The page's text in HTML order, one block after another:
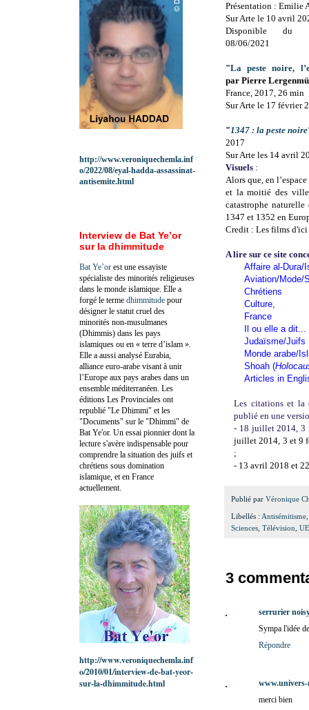
Présentation : Emilie
Sur Arte le 10 avril
Disponible du
08/06/2021
"La peste noire,
par Pierre
France, 2017, 26 min
Sur Arte le 17 février
"1347 : la peste noire
2017
Sur Arte les 14 avril
Visuels :
Alors que, en
et la moitié des
catastrophe naturelle
1347 et 1352 en
Credit : Les films d'ici
A lire sur ce site
Affaire al-Dura/
Aviation/Mode/
Chrétiens
Culture,
France
Il ou elle a dit...
Judaïsme/Juifs
Monde arabe/
Shoah (
Articles in
Les citations et la
publié en une
- 18 juillet 2014, 3
juillet 2014, 3 et 9
;
- 13 avril 2018 et
Publié par Véronique
Libellés : Antisémitisme
Sciences Télévision
3
serrurier
Sympa l'idée
Répondre
merci bien
http://www.veroniquechemla.inf
o/2022/08/eyal-hadda-assassinat-
antisemite.html
Interview de Bat Ye’or
sur la dhimmitude
Bat Ye’or est une essayiste
spécialiste des minorités religieuses
dans le monde islamique. Elle a
forgé le terme dhimmitude pour
désigner le statut cruel des
minorités non-musulmanes
(Dhimmis) dans les pays
islamiques ou en « terre d’islam ».
Elle a aussi analysé Eurabia,
alliance euro-arabe visant à unir
l’Europe aux pays arabes dans un
ensemble méditerranéen. Les
éditions Les Provinciales ont
republié "Le Dhimmi" et les
"Documents" sur le "Dhimmi" de
Bat Ye'or. Un essai pionnier dont la
lecture s'avère indispensable pour
comprendre la situation des juifs et
chrétiens sous domination
islamique, et en France
actuellement.
http://www.veroniquechemla.inf
o/2010/01/interview-de-bat-yeor-
sur-la-dhimmitude.html